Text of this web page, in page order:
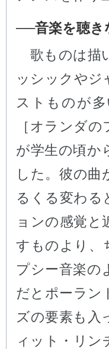
──音楽を聴き
歌ものは描
ッシックやジ
ストものが
［オランダ
が学生の頃か
した。彼の曲
るくる変わる
ョンの感覚と
すものより、
プシー音楽の
だとポーラン
ズの要素も入
ィット・リン